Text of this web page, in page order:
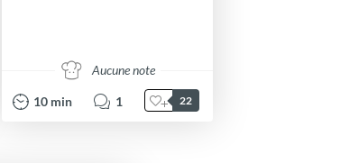
Aucune note
10 min 1 22